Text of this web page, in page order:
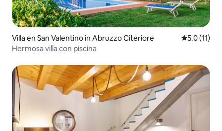
Villa en San Valentino in Abruzzo Citeriore Calificación
5.0 (11)
Hermosa villa con piscina